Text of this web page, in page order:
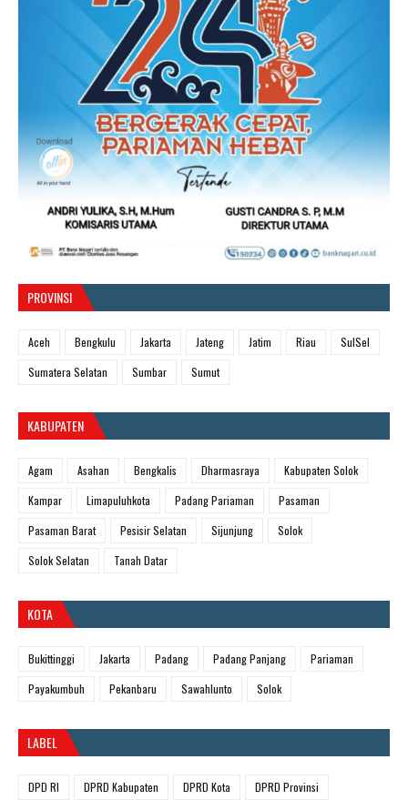
PROVINSI
Aceh Bengkulu Jakarta Jateng Jatim Riau
SulSel
Sumatera Selatan
Sumbar Sumut
KABUPATEN
Agam Asahan Bengkalis Dharmasraya
Kabupaten Solok
Kampar
Limapuluhkota Padang Pariaman
Pasaman
Pasaman Barat
Pesisir Selatan Sijunjung
Solok
Solok Selatan
Tanah Datar
KOTA
Bukittinggi Jakarta Padang Padang Panjang
Pariaman
Payakumbuh
Pekanbaru Sawahlunto Solok
LABEL
DPD RI DPRD Kabupaten DPRD Kota DPRD Provinsi